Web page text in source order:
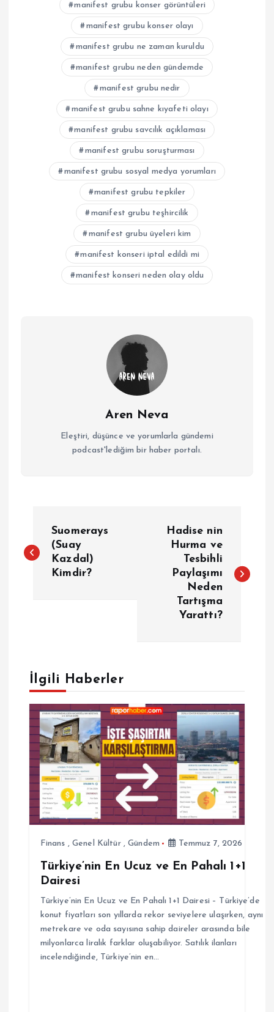
manifest grubu konser görüntüleri
manifest grubu konser olayı
manifest grubu ne zaman kuruldu
manifest grubu neden gündemde
manifest grubu nedir
manifest grubu sahne kıyafeti olayı
manifest grubu savcılık açıklaması
manifest grubu soruşturması
manifest grubu sosyal medya yorumları
manifest grubu tepkiler
manifest grubu teşhircilik
manifest grubu üyeleri kim
manifest konseri iptal edildi mi
manifest konseri neden olay oldu
Aren Neva
Eleştiri, düşünce ve yorumlarla gündemi
podcast'lediğim bir haber portalı.
a
e
z
n
m
e
Suomerays
(Suay
Kazdal)
Kimdir?
Hadise nin
Hurma ve
Tesbihli
Paylaşımı
Neden
Tartışma
Yarattı?
İlgili Haberler
Finans ,Genel Kültür,Gündem Temmuz 7, 2026
Türkiye’nin En Ucuz ve En Pahalı 1+1
Dairesi
Türkiye’nin En Ucuz ve En Pahalı 1+1 Dairesi – Türkiye’de
konut fiyatları son yıllarda rekor seviyelere ulaşırken, aynı
metrekare ve oda sayısına sahip daireler arasında bile
milyonlarca liralık farklar oluşabiliyor. Satılık ilanları
incelendiğinde, Türkiye’nin en…